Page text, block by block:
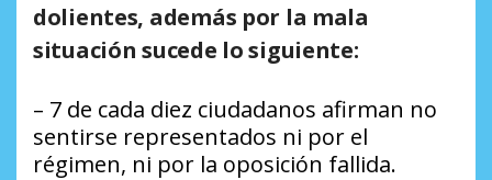
dolientes, además por la mala
situación sucede lo siguiente:
– 7 de cada diez ciudadanos afirman no
sentirse representados ni por el
régimen, ni por la oposición fallida.